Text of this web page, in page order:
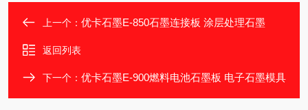
上一个： 优卡石墨E-850石墨连接板 涂层处理石墨
返回列表
下一个： 优卡石墨E-900燃料电池石墨板 电子石墨模具